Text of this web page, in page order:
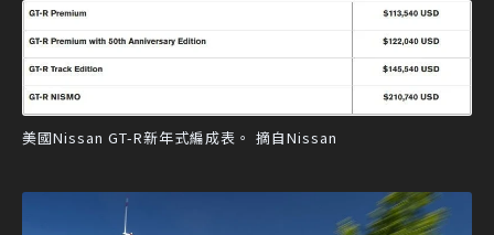
美國Nissan GT-R新年式編成表。 摘自Nissan